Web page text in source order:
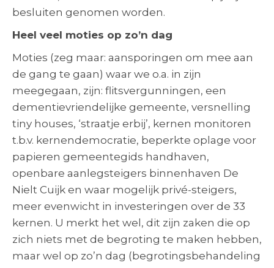
besluiten genomen worden.
Heel veel moties op zo’n dag
Moties (zeg maar: aansporingen om mee aan
de gang te gaan) waar we o.a. in zijn
meegegaan, zijn: flitsvergunningen, een
dementievriendelijke gemeente, versnelling
tiny houses, ‘straatje erbij’, kernen monitoren
t.b.v. kernendemocratie, beperkte oplage voor
papieren gemeentegids handhaven,
openbare aanlegsteigers binnenhaven De
Nielt Cuijk en waar mogelijk privé-steigers,
meer evenwicht in investeringen over de 33
kernen. U merkt het wel, dit zijn zaken die op
zich niets met de begroting te maken hebben,
maar wel op zo’n dag (begrotingsbehandeling